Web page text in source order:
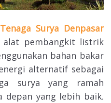
Surya Denpasar
alat pembangkit listrik
bahan bakar
alternatif sebagai
surya yang ramah
depan yang lebih baik.